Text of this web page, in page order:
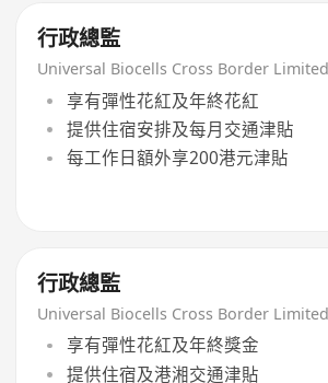
行政總監
Universal Biocells Cross Border Limited
享有彈性花紅及年終花紅
提供住宿安排及每月交通津貼
每工作日額外享200港元津貼
行政總監
Universal Biocells Cross Border Limited
享有彈性花紅及年終獎金
提供住宿及港湘交通津貼